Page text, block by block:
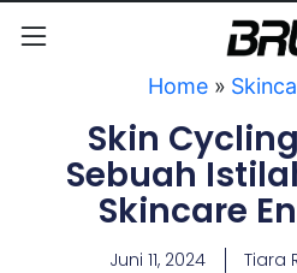
Home»
Skin
Sebuah
Skincare
Juni 11, 2024 Tiara